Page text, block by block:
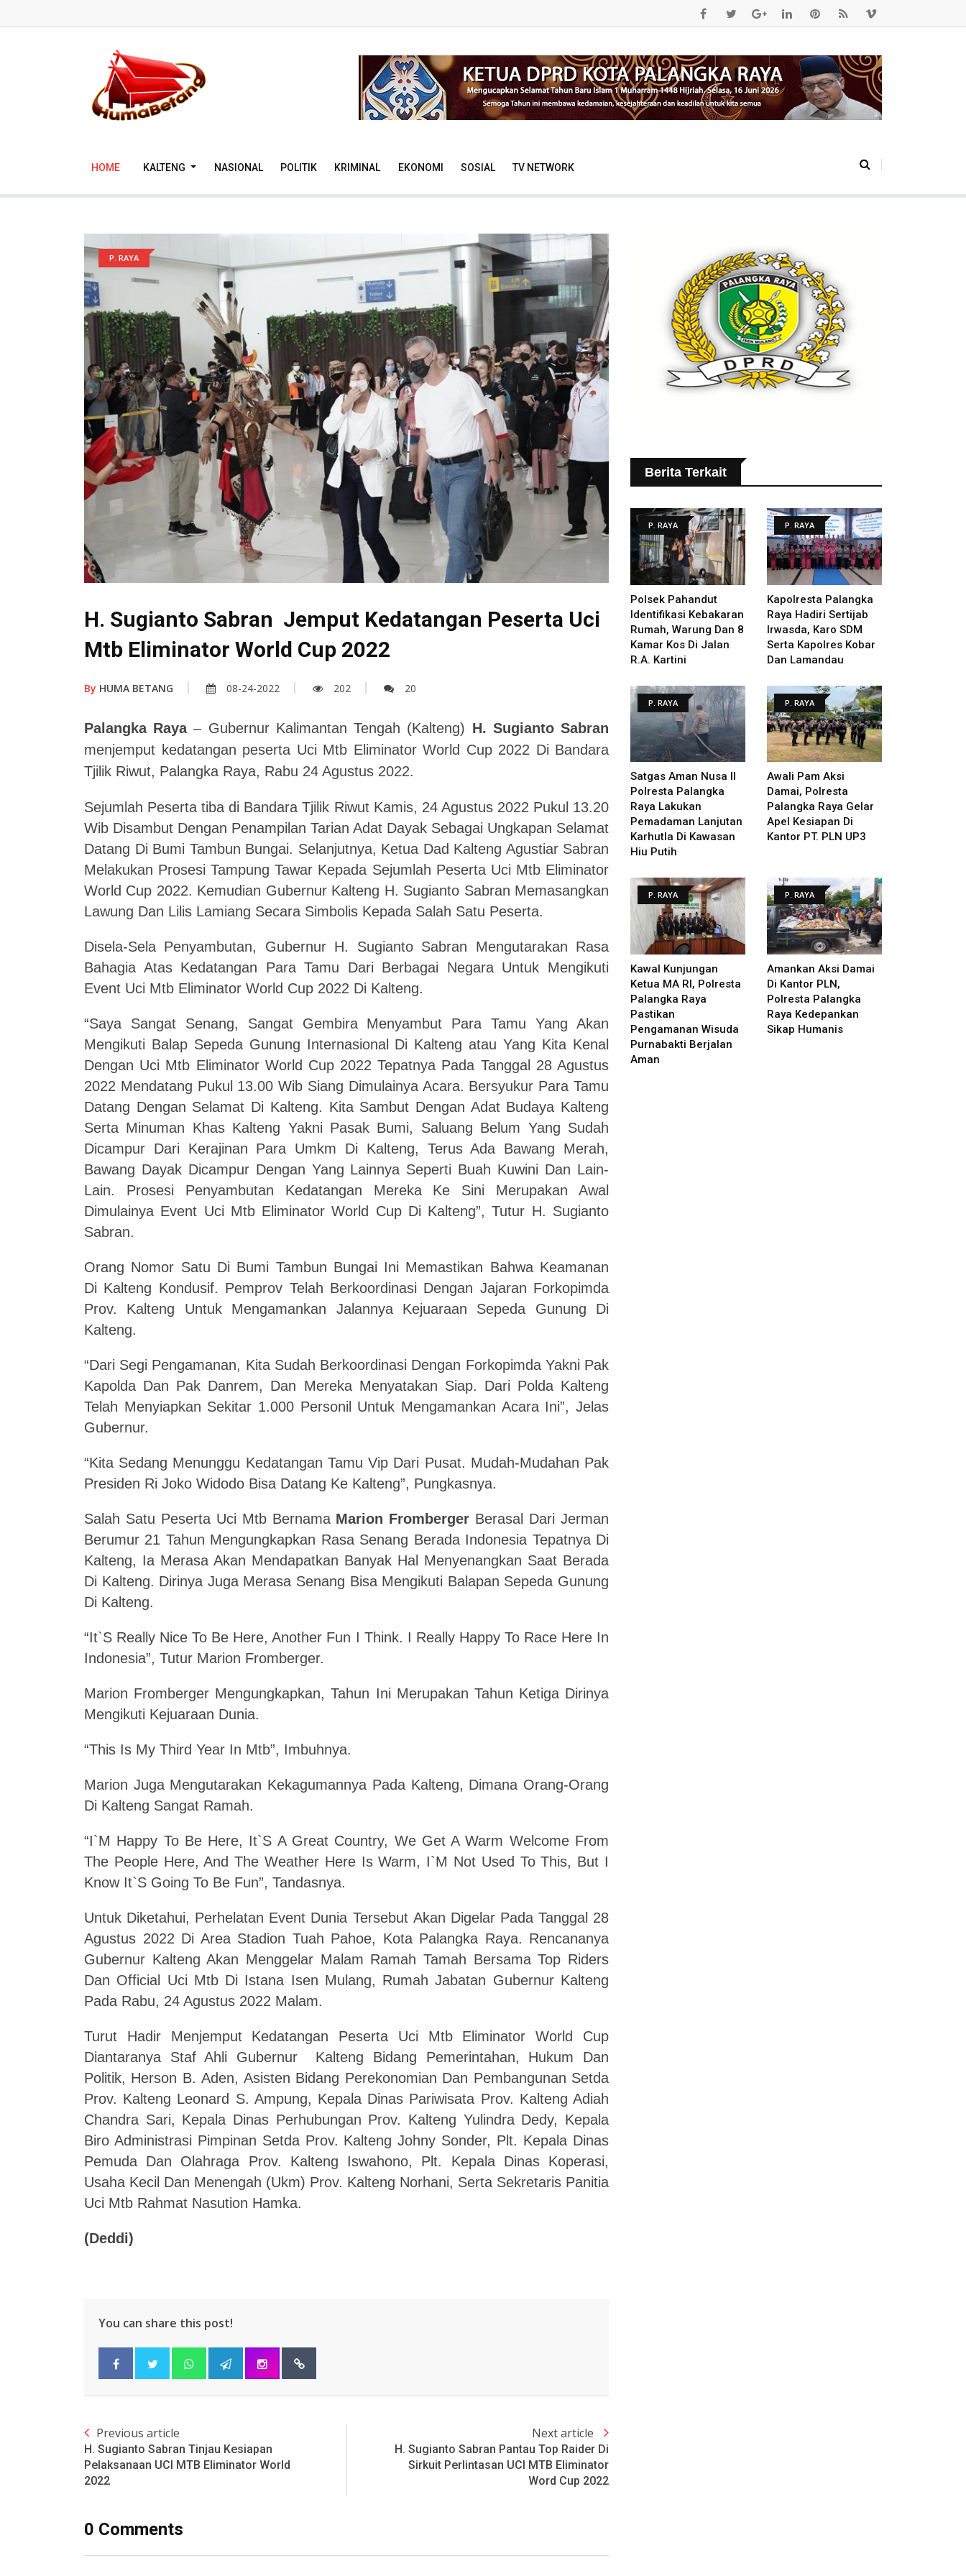
HOME KALTENG NASIONAL POLITIK KRIMINAL EKONOMI SOSIAL TV NETWORK
P. RAYA
H. Sugianto Sabran Jemput Kedatangan Peserta Uci
Mtb Eliminator World Cup 2022
By HUMA BETANG 08-24-2022 202 20
Palangka Raya– Gubernur Kalimantan Tengah (Kalteng) H. Sugianto Sabran
menjemput kedatangan peserta Uci Mtb Eliminator World Cup 2022 Di Bandara
Tjilik Riwut, Palangka Raya, Rabu 24 Agustus 2022.
Sejumlah Peserta tiba di Bandara Tjilik Riwut Kamis, 24 Agustus 2022 Pukul 13.20
Wib Disambut Dengan Penampilan Tarian Adat Dayak Sebagai Ungkapan Selamat
Datang Di Bumi Tambun Bungai. Selanjutnya, Ketua Dad Kalteng Agustiar Sabran
Melakukan Prosesi Tampung Tawar Kepada Sejumlah Peserta Uci Mtb Eliminator
World Cup 2022. Kemudian Gubernur Kalteng H. Sugianto Sabran Memasangkan
Lawung Dan Lilis Lamiang Secara Simbolis Kepada Salah Satu Peserta.
Disela-Sela Penyambutan, Gubernur H. Sugianto Sabran Mengutarakan Rasa
Bahagia Atas Kedatangan Para Tamu Dari Berbagai Negara Untuk Mengikuti
Event Uci Mtb Eliminator World Cup 2022 Di Kalteng.
“Saya Sangat Senang, Sangat Gembira Menyambut Para Tamu Yang Akan
Mengikuti Balap Sepeda Gunung Internasional Di Kalteng atau Yang Kita Kenal
Dengan Uci Mtb Eliminator World Cup 2022 Tepatnya Pada Tanggal 28 Agustus
2022 Mendatang Pukul 13.00 Wib Siang Dimulainya Acara. Bersyukur Para Tamu
Datang Dengan Selamat Di Kalteng. Kita Sambut Dengan Adat Budaya Kalteng
Serta Minuman Khas Kalteng Yakni Pasak Bumi, Saluang Belum Yang Sudah
Dicampur Dari Kerajinan Para Umkm Di Kalteng, Terus Ada Bawang Merah,
Bawang Dayak Dicampur Dengan Yang Lainnya Seperti Buah Kuwini Dan Lain-
Lain. Prosesi Penyambutan Kedatangan Mereka Ke Sini Merupakan Awal
Dimulainya Event Uci Mtb Eliminator World Cup Di Kalteng”, Tutur H. Sugianto
Sabran.
Orang Nomor Satu Di Bumi Tambun Bungai Ini Memastikan Bahwa Keamanan
Di Kalteng Kondusif. Pemprov Telah Berkoordinasi Dengan Jajaran Forkopimda
Prov. Kalteng Untuk Mengamankan Jalannya Kejuaraan Sepeda Gunung Di
Kalteng.
“Dari Segi Pengamanan, Kita Sudah Berkoordinasi Dengan Forkopimda Yakni Pak
Kapolda Dan Pak Danrem, Dan Mereka Menyatakan Siap. Dari Polda Kalteng
Telah Menyiapkan Sekitar 1.000 Personil Untuk Mengamankan Acara Ini”, Jelas
Gubernur.
“Kita Sedang Menunggu Kedatangan Tamu Vip Dari Pusat. Mudah-Mudahan Pak
Presiden Ri Joko Widodo Bisa Datang Ke Kalteng”, Pungkasnya.
Salah Satu Peserta Uci Mtb Bernama Marion Fromberger Berasal Dari Jerman
Berumur 21 Tahun Mengungkapkan Rasa Senang Berada Indonesia Tepatnya Di
Kalteng, Ia Merasa Akan Mendapatkan Banyak Hal Menyenangkan Saat Berada
Di Kalteng. Dirinya Juga Merasa Senang Bisa Mengikuti Balapan Sepeda Gunung
Di Kalteng.
“It`S Really Nice To Be Here, Another Fun I Think. I Really Happy To Race Here In
Indonesia”, Tutur Marion Fromberger.
Marion Fromberger Mengungkapkan, Tahun Ini Merupakan Tahun Ketiga Dirinya
Mengikuti Kejuaraan Dunia.
“This Is My Third Year In Mtb”, Imbuhnya.
Marion Juga Mengutarakan Kekagumannya Pada Kalteng, Dimana Orang-Orang
Di Kalteng Sangat Ramah.
“I`M Happy To Be Here, It`S A Great Country, We Get A Warm Welcome From
The People Here, And The Weather Here Is Warm, I`M Not Used To This, But I
Know It`S Going To Be Fun”, Tandasnya.
Untuk Diketahui, Perhelatan Event Dunia Tersebut Akan Digelar Pada Tanggal 28
Agustus 2022 Di Area Stadion Tuah Pahoe, Kota Palangka Raya. Rencananya
Gubernur Kalteng Akan Menggelar Malam Ramah Tamah Bersama Top Riders
Dan Official Uci Mtb Di Istana Isen Mulang, Rumah Jabatan Gubernur Kalteng
Pada Rabu, 24 Agustus 2022 Malam.
Turut Hadir Menjemput Kedatangan Peserta Uci Mtb Eliminator World Cup
Diantaranya Staf Ahli Gubernur Kalteng Bidang Pemerintahan, Hukum Dan
Politik, Herson B. Aden, Asisten Bidang Perekonomian Dan Pembangunan Setda
Prov. Kalteng Leonard S. Ampung, Kepala Dinas Pariwisata Prov. Kalteng Adiah
Chandra Sari, Kepala Dinas Perhubungan Prov. Kalteng Yulindra Dedy, Kepala
Biro Administrasi Pimpinan Setda Prov. Kalteng Johny Sonder, Plt. Kepala Dinas
Pemuda Dan Olahraga Prov. Kalteng Iswahono, Plt. Kepala Dinas Koperasi,
Usaha Kecil Dan Menengah (Ukm) Prov. Kalteng Norhani, Serta Sekretaris Panitia
Uci Mtb Rahmat Nasution Hamka.
(Deddi)
You can share this post!
Previous article
H. Sugianto Sabran Tinjau Kesiapan
Pelaksanaan UCI MTB Eliminator World
2022
Next article
H. Sugianto Sabran Pantau Top Raider Di
Sirkuit Perlintasan UCI MTB Eliminator
Word Cup 2022
0 Comments
Berita Terkait
P. RAYA
Polsek Pahandut
Identifikasi Kebakaran
Rumah, Warung Dan 8
Kamar Kos Di Jalan
R.A. Kartini
P. RAYA
Kapolresta Palangka
Raya Hadiri Sertijab
Irwasda, Karo SDM
Serta Kapolres Kobar
Dan Lamandau
P. RAYA
Satgas Aman Nusa II
Polresta Palangka
Raya Lakukan
Pemadaman Lanjutan
Karhutla Di Kawasan
Hiu Putih
P. RAYA
Awali Pam Aksi
Damai, Polresta
Palangka Raya Gelar
Apel Kesiapan Di
Kantor PT. PLN UP3
P. RAYA
Kawal Kunjungan
Ketua MA RI, Polresta
Palangka Raya
Pastikan
Pengamanan Wisuda
Purnabakti Berjalan
Aman
P. RAYA
Amankan Aksi Damai
Di Kantor PLN,
Polresta Palangka
Raya Kedepankan
Sikap Humanis